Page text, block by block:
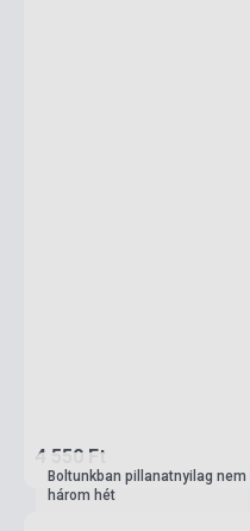
4 550 Ft
Boltunkban pillanatnyilag
három hét